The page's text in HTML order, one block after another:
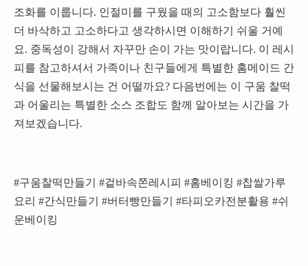
조화를 이룹니다. 인절미를 구웠을 때의 고소함보다 훨씬
더 바삭하고 고소하다고 생각하시면 이해하기 쉬울 거예
요. 중독성이 강해서 자꾸만 손이 가는 맛이랍니다. 이 레시
피를 참고하셔서 가족이나 친구들에게 특별한 홈메이드 간
식을 선물해보시는 건 어떨까요? 다음번에는 이 구움 찰떡
과 어울리는 특별한 소스 조합도 함께 알아보는 시간을 가
져보겠습니다.
#구움찰떡만들기 #겉바속쫀레시피 #홈베이킹 #찹쌀가루
요리 #간식만들기 #버터빵만들기 #타피오카전분활용 #쉬
운베이킹